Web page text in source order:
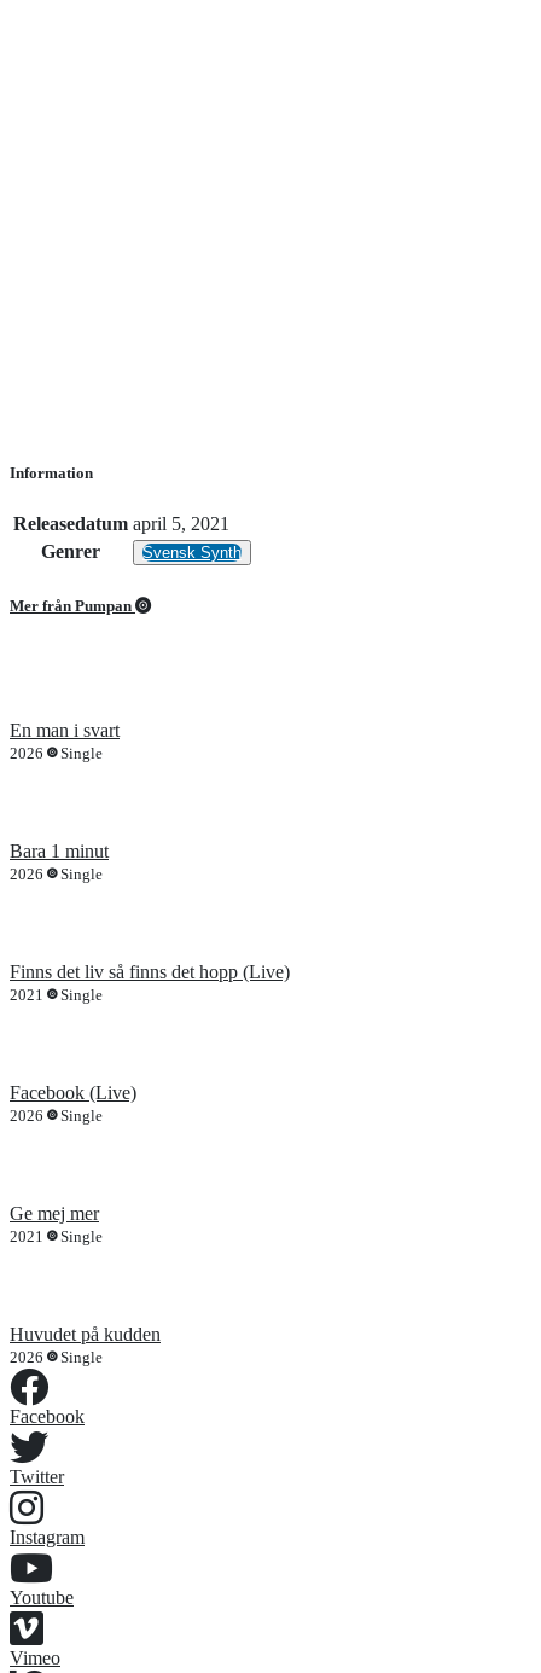
Information
Releasedatum april 5, 2021
Genrer
Svensk Synth
Mer från Pumpan
En man i svart
2026 Single
Bara 1 minut
2026 Single
Finns det liv så finns det hopp (Live)
2021 Single
Facebook (Live)
2026 Single
Ge mej mer
2021 Single
Huvudet på kudden
2026 Single
Facebook
Twitter
Instagram
Youtube
Vimeo